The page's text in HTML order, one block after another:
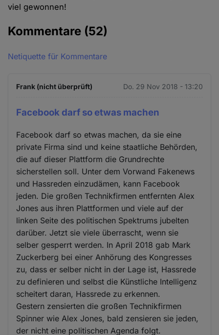
viel gewonnen!
Kommentare (52)
Netiquette für Kommentare
Frank (nicht überprüft) Do. 29 Nov 2018 - 13:20
Facebook darf so etwas machen
Facebook darf so etwas machen, da sie eine
private Firma sind und keine staatliche Behörden,
die auf dieser Plattform die Grundrechte
sicherstellen soll. Unter dem Vorwand Fakenews
und Hassreden einzudämen, kann Facebook
jeden. Die großen Technikfirmen entfernten Alex
Jones aus ihren Plattformen und viele auf der
linken Seite des politischen Spektrums jubelten
darüber. Jetzt sie viele überrascht, wenn sie
selber gesperrt werden. In April 2018 gab Mark
Zuckerberg bei einer Anhörung des Kongresses
zu, dass er selber nicht in der Lage ist, Hassrede
zu definieren und selbst die Künstliche Intelligenz
scheitert daran, Hassrede zu erkennen.
Gestern zensierten die großen Technikfirmen
Spinner wie Alex Jones, bald zensieren sie jeden,
der nicht eine politischen Agenda folgt.